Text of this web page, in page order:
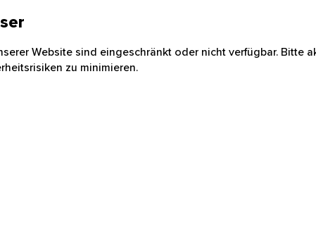
Website sind eingeschränkt oder nicht verfügbar. Bitte
zu minimieren.